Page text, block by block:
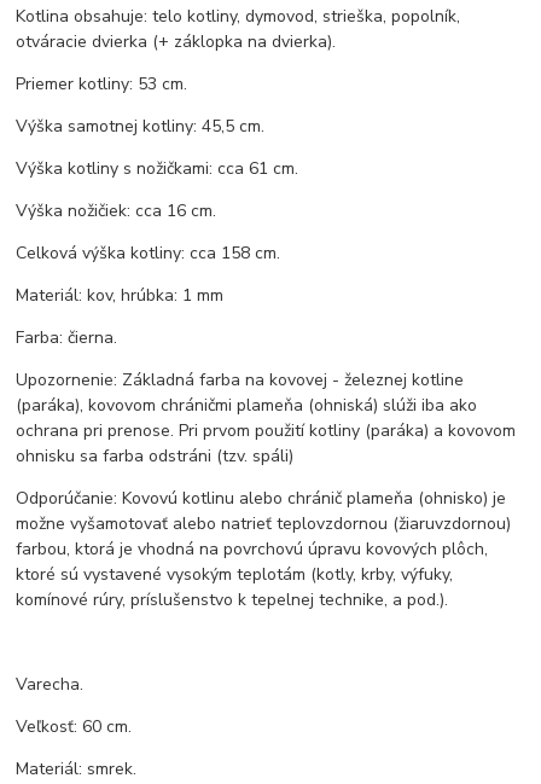
Kotlina obsahuje: telo kotliny, dymovod, strieška, popolník,
otváracie dvierka (+ záklopka na dvierka).
Priemer kotliny: 53 cm.
Výška samotnej kotliny: 45,5 cm.
Výška kotliny s nožičkami: cca 61 cm.
Výška nožičiek: cca 16 cm.
Celková výška kotliny: cca 158 cm.
Materiál: kov, hrúbka: 1 mm
Farba: čierna.
Upozornenie: Základná farba na kovovej - železnej kotline
(paráka), kovovom chráničmi plameňa (ohniská) slúži iba ako
ochrana pri prenose. Pri prvom použití kotliny (paráka) a kovovom
ohnisku sa farba odstráni (tzv. spáli)
Odporúčanie: Kovovú kotlinu alebo chránič plameňa (ohnisko) je
možne vyšamotovať alebo natrieť teplovzdornou (žiaruvzdornou)
farbou, ktorá je vhodná na povrchovú úpravu kovových plôch,
ktoré sú vystavené vysokým teplotám (kotly, krby, výfuky,
komínové rúry, príslušenstvo k tepelnej technike, a pod.).
Varecha.
Veľkosť: 60 cm.
Materiál: smrek.